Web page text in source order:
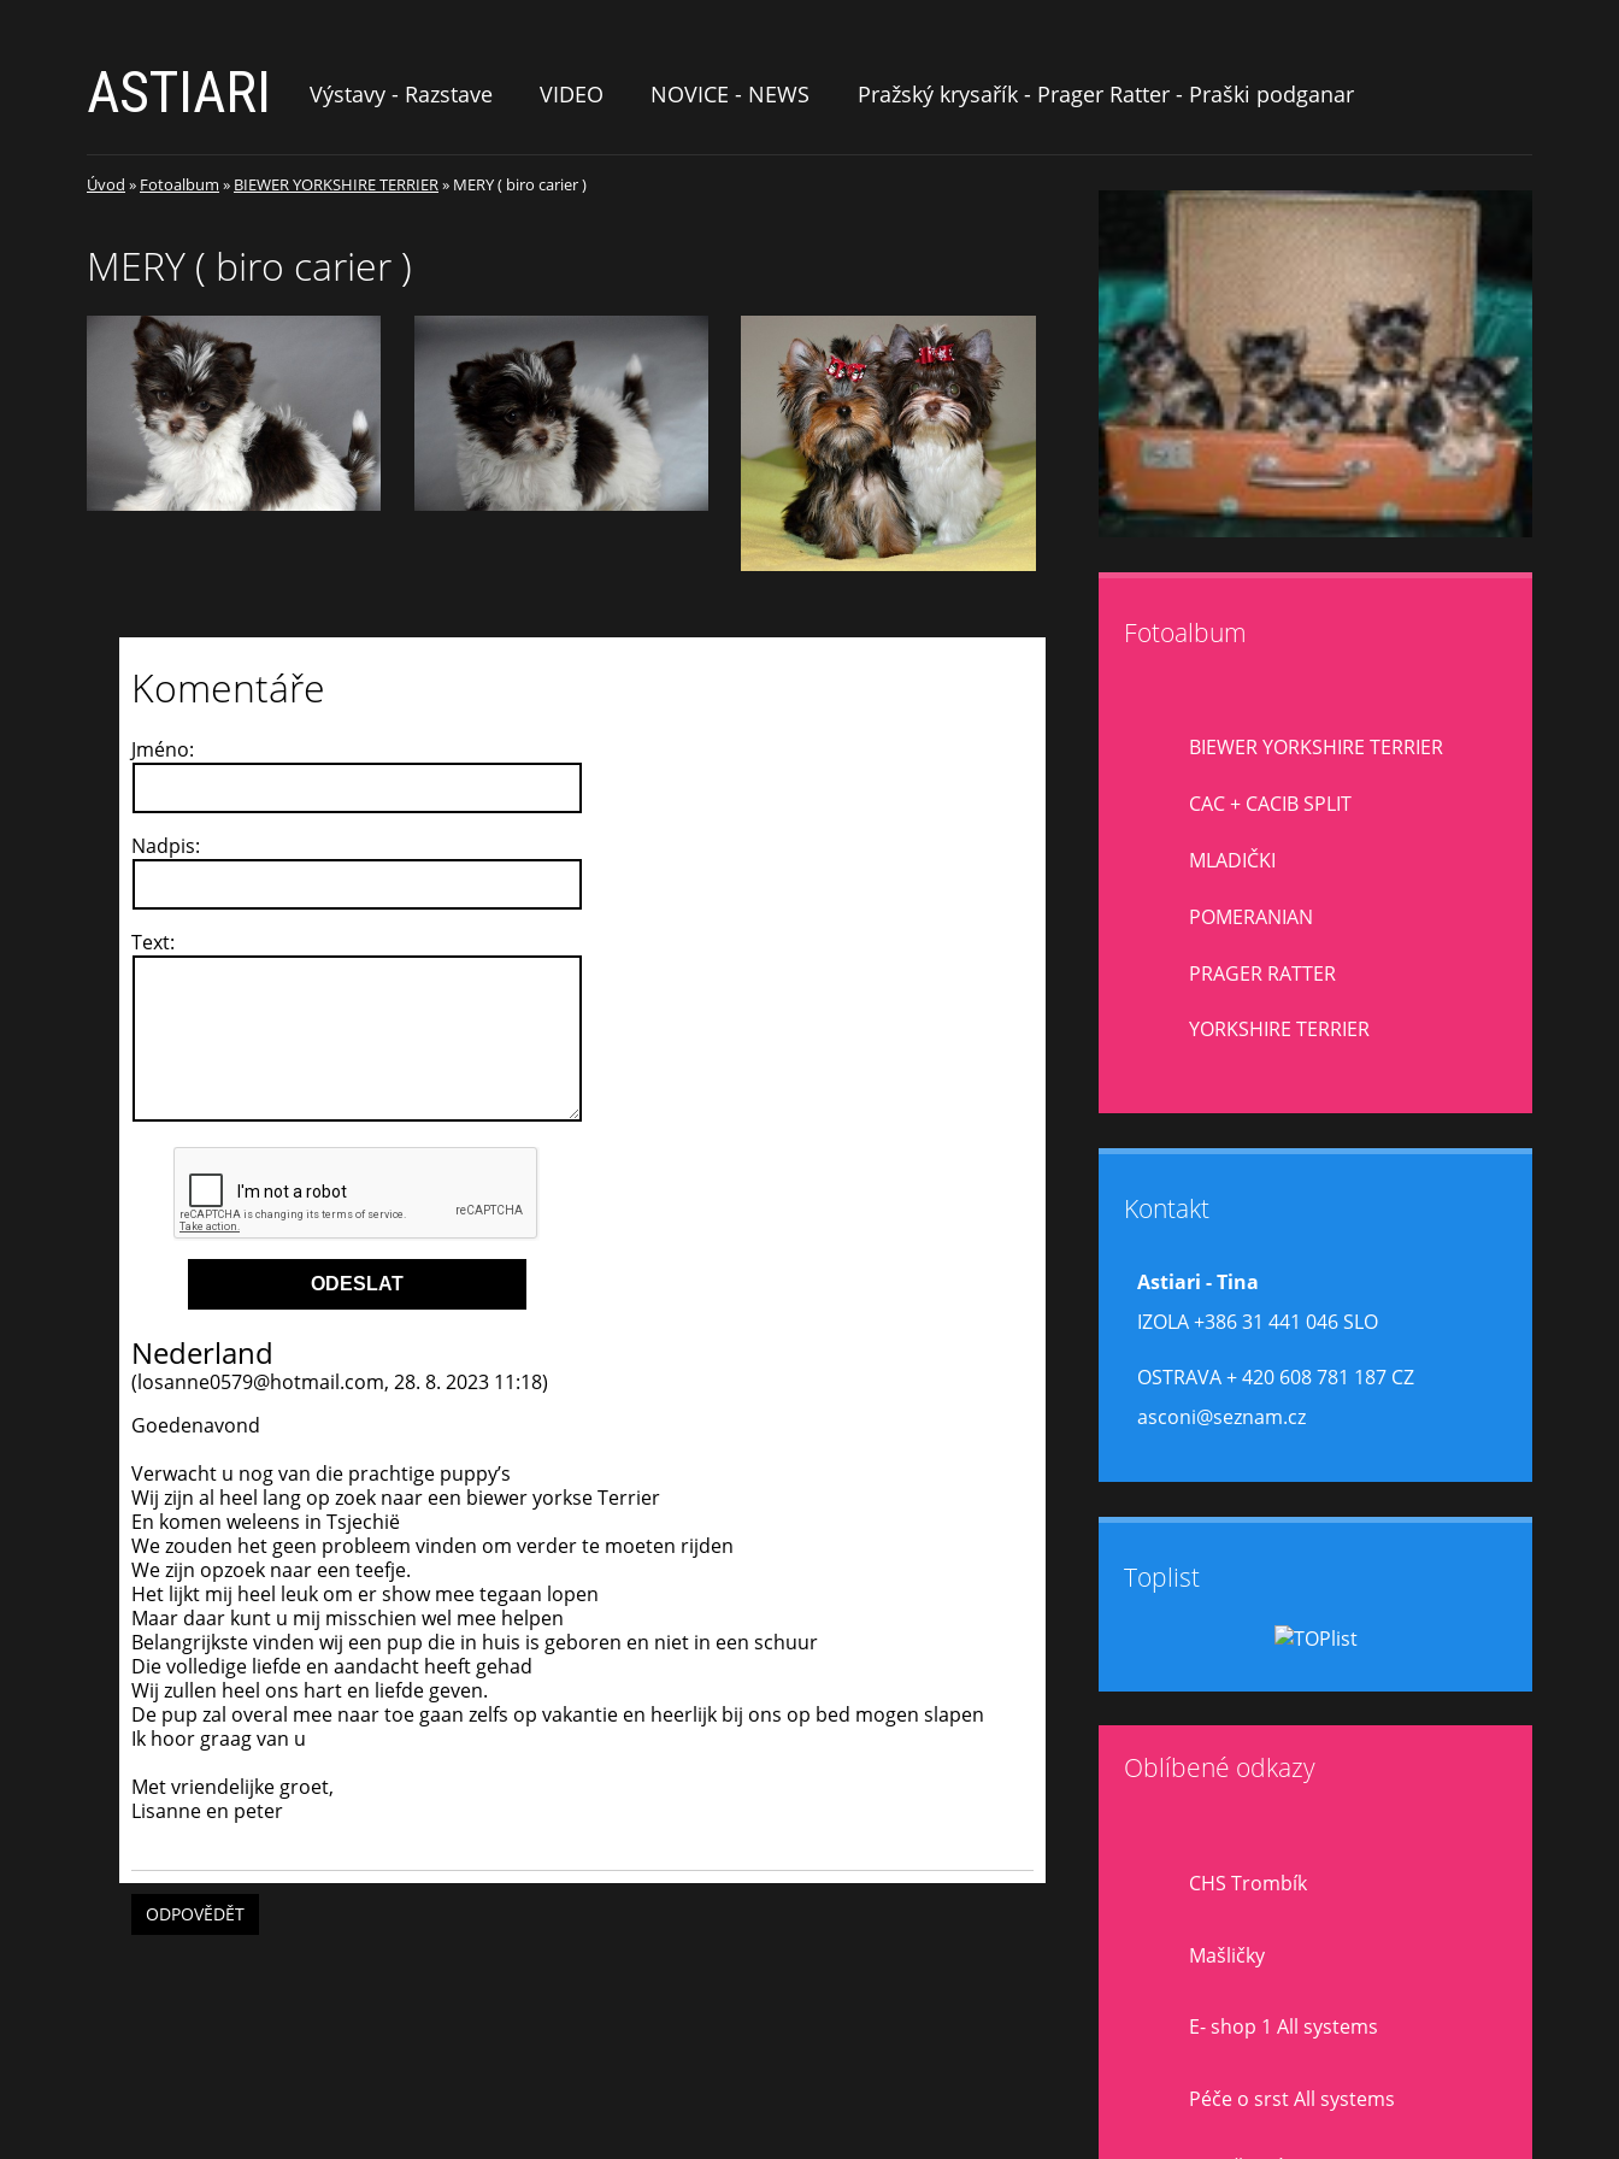
ASTIARI Výstavy - Razstave VIDEO NOVICE - NEWS Pražský krysařík - Prager Ratter - Praški podganar
Úvod » Fotoalbum » BIEWER YORKSHIRE TERRIER» MERY ( biro carier )
MERY ( biro carier )
Komentáře
Jméno:
Nadpis:
Text:
Nederland
(losanne0579@hotmail.com,28. 8. 2023 11:18)
Goedenavond
Verwacht u nog van die prachtige puppy’s
Wij zijn al heel lang op zoek naar een biewer yorkse Terrier
En komen weleens in Tsjechië
We zouden het geen probleem vinden om verder te moeten rijden
We zijn opzoek naar een teefje.
Het lijkt mij heel leuk om er show mee tegaan lopen
Maar daar kunt u mij misschien wel mee helpen
Belangrijkste vinden wij een pup die in huis is geboren en niet in een schuur
Die volledige liefde en aandacht heeft gehad
Wij zullen heel ons hart en liefde geven.
De pup zal overal mee naar toe gaan zelfs op vakantie en heerlijk bij ons op bed mogen slapen
Ik hoor graag van u
Met vriendelijke groet,
Lisanne en peter
ODPOVĚDĚT
Fotoalbum
BIEWER YORKSHIRE TERRIER
CAC + CACIB SPLIT
MLADIČKI
POMERANIAN
PRAGER RATTER
YORKSHIRE TERRIER
Kontakt
Astiari - Tina
IZOLA +386 31 441 046 SLO
OSTRAVA + 420 608 781 187 CZ
asconi@seznam.cz
Toplist
Oblíbené odkazy
CHS Trombík
Mašličky
E- shop 1 All systems
Péče o srst All systems